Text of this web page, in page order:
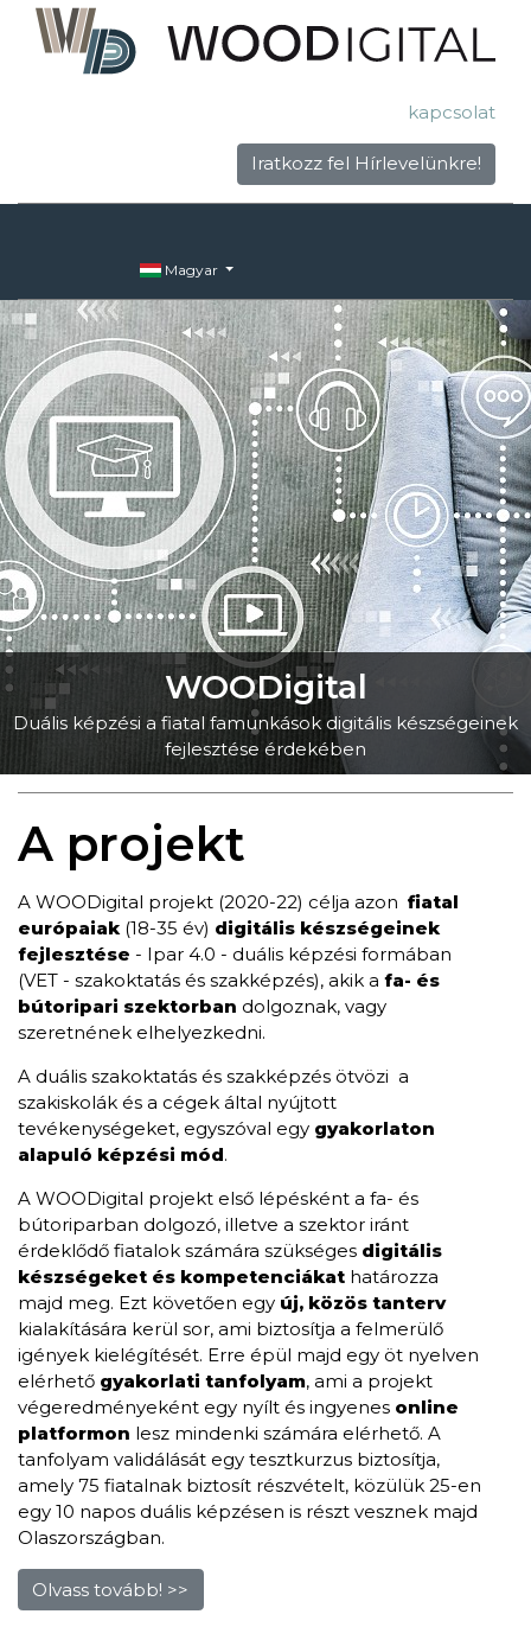
kapcsolat
Iratkozz fel Hírlevelünkre!
Magyar
WOODigital
Duális képzési a fiatal famunkások digitális készségeinek
fejlesztése érdekében
A projekt
A WOODigital projekt (2020-22) célja azon fiatal
európaiak(18-35 év) digitális készségeinek
fejlesztése - Ipar 4.0 - duális képzési formában
(VET - szakoktatás és szakképzés), akik a fa- és
bútoripari szektorban dolgoznak, vagy
szeretnének elhelyezkedni.
A duális szakoktatás és szakképzés ötvözi a
szakiskolák és a cégek által nyújtott
tevékenységeket, egyszóval egy gyakorlaton
alapuló képzési mód.
A WOODigital projekt első lépésként a fa- és
bútoriparban dolgozó, illetve a szektor iránt
érdeklődő fiatalok számára szükséges digitális
készségeket és kompetenciákat határozza
majd meg. Ezt követően egy új, közös tanterv
kialakítására kerül sor, ami biztosítja a felmerülő
igények kielégítését. Erre épül majd egy öt nyelven
elérhető gyakorlati tanfolyam, ami a projekt
végeredményeként egy nyílt és ingyenes online
platformon lesz mindenki számára elérhető. A
tanfolyam validálását egy tesztkurzus biztosítja,
amely 75 fiatalnak biztosít részvételt, közülük 25-en
egy 10 napos duális képzésen is részt vesznek majd
Olaszországban.
Olvass tovább! >>